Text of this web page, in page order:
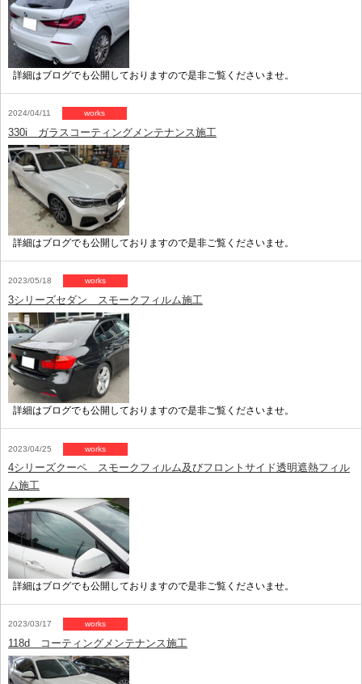
詳細はブログでも公開しておりますので是非ご覧くださいませ。
2024/04/11 works
330i ガラスコーティングメンテナンス施工
詳細はブログでも公開しておりますので是非ご覧くださいませ。
2023/05/18 works
3シリーズセダン スモークフィルム施工
詳細はブログでも公開しておりますので是非ご覧くださいませ。
2023/04/25 works
4シリーズクーペ スモークフィルム及びフロントサイド透明遮熱フィル
ム施工
詳細はブログでも公開しておりますので是非ご覧くださいませ。
2023/03/17 works
118d コーティングメンテナンス施工